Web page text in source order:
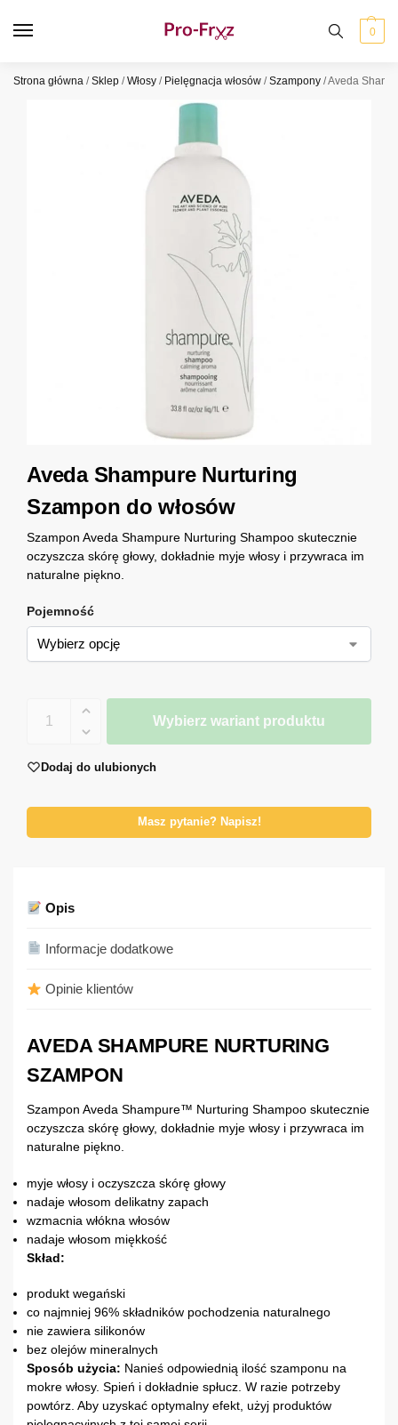
0
Strona główna /Sklep /Włosy / Pielęgnacja włosów /Szampony /Aveda
Aveda Shampure Nurturing
Szampon do włosów
Szampon Aveda Shampure Nurturing Shampoo skutecznie
oczyszcza skórę głowy, dokładnie myje włosy i przywraca im
naturalne piękno.
Pojemność
Wybierz wariant produktu
Dodaj do ulubionych
Masz pytanie? Napisz!
Opis
Informacje dodatkowe
Opinie klientów
AVEDA SHAMPURE NURTURING
SZAMPON
Szampon Aveda Shampure™ Nurturing Shampoo skutecznie
oczyszcza skórę głowy, dokładnie myje włosy i przywraca im
naturalne piękno.
myje włosy i oczyszcza skórę głowy
nadaje włosom delikatny zapach
wzmacnia włókna włosów
nadaje włosom miękkość
Skład:
produkt wegański
co najmniej 96% składników pochodzenia naturalnego
nie zawiera silikonów
bez olejów mineralnych
Sposób użycia: Nanieś odpowiednią ilość szamponu na
mokre włosy. Spień i dokładnie spłucz. W razie potrzeby
powtórz. Aby uzyskać optymalny efekt, użyj produktów